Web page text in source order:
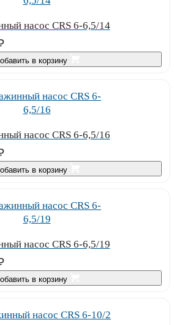
насос CRS 6-6,5/14
в корзину
насос CRS 6-6,5/16
в корзину
насос CRS 6-6,5/19
в корзину